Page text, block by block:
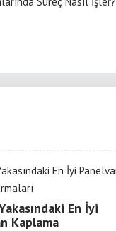
En İyi
Kaplama